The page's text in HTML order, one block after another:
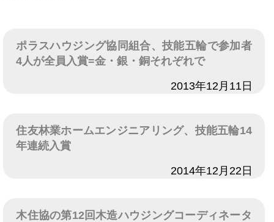
ポラスハウジング協同組合、技能五輪で参加者
4人が全員入賞=金・銀・銅それぞれで
2013年12月11日
住友林業ホームエンジニアリング、技能五輪14
年連続入賞
2014年12月22日
木住協の第12回木造ハウジングコーディネータ